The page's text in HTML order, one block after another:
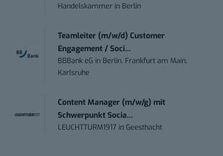
Handelskammer in Berlin
Teamleiter (m/w/d) Customer
Engagement / Soci...
BBBank eG in Berlin, Frankfurt am Main,
Karlsruhe
Content Manager (m/w/g) mit
Schwerpunkt Socia...
LEUCHTTURM1917 in Geesthacht